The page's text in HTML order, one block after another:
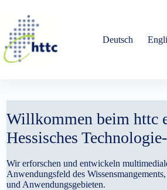
springen
Deutsch
Willkommen beim httc
Hessisches
Wir erforschen und entwickeln
Anwendungsfeld des
und Anwendungsgebieten.